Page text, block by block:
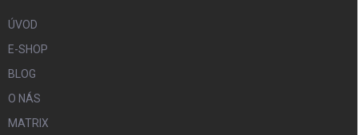
ÚVOD
E-SHOP
BLOG
O NÁS
MATRIX